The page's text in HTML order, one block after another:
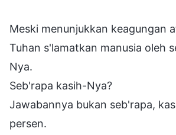
Meski menunjukkan keagungan
Tuhan s'lamatkan manusia oleh
Nya.
Seb'rapa kasih-Nya?
Jawabannya bukan seb'rapa,
persen.